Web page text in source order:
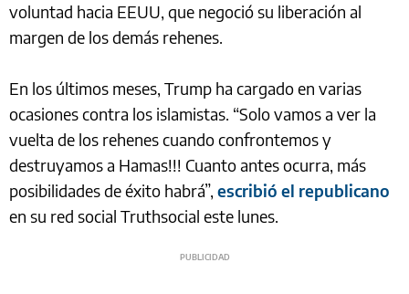
voluntad hacia EEUU, que negoció su liberación al
margen de los demás rehenes.
En los últimos meses, Trump ha cargado en varias
ocasiones contra los islamistas. “Solo vamos a ver la
vuelta de los rehenes cuando confrontemos y
destruyamos a Hamas!!! Cuanto antes ocurra, más
posibilidades de éxito habrá”, escribió el republicano
en su red social Truthsocial este lunes.